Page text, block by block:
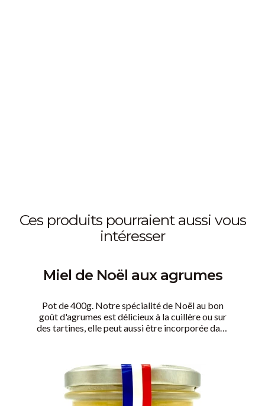
ces produits pourraient aussi vous
intéresser
Miel de Noël aux agrumes
Pot de 400g. Notre spécialité de Noël au bon
goût d'agrumes est délicieux à la cuillère ou sur
des tartines, elle peut aussi être incorporée dans
réceptions.